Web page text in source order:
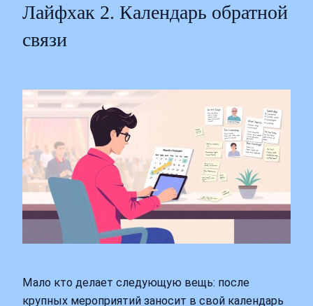
Лайфхак 2. Календарь обратной
связи
Мало кто делает следующую вещь: после
крупных мероприятий заносит в свой календарь